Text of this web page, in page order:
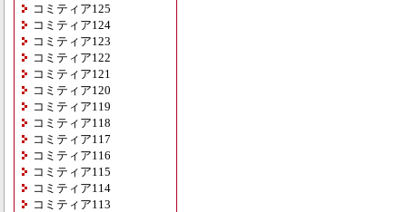
コミティア125
コミティア124
コミティア123
コミティア122
コミティア121
コミティア120
コミティア119
コミティア118
コミティア117
コミティア116
コミティア115
コミティア114
コミティア113